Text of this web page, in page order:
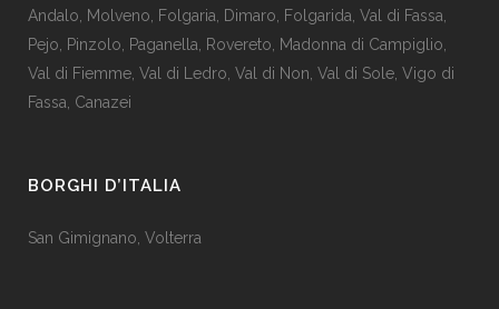
Andalo Molveno Folgaria Dimaro Folgarida Val di Fassa
Pejo
Pinzolo Paganella Rovereto Madonna di Campiglio
Val di Fiemme Val di Ledro Val di Non Val di Sole Vigo di
Fassa Canazei
BORGHI D’ITALIA
San Gimignano Volterra